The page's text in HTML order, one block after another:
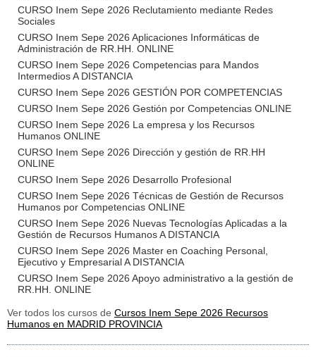
CURSO Inem Sepe 2026 Reclutamiento mediante Redes
Sociales
CURSO Inem Sepe 2026 Aplicaciones Informáticas de
Administración de RR.HH. ONLINE
CURSO Inem Sepe 2026 Competencias para Mandos
Intermedios A DISTANCIA
CURSO Inem Sepe 2026 GESTIÓN POR COMPETENCIAS
CURSO Inem Sepe 2026 Gestión por Competencias ONLINE
CURSO Inem Sepe 2026 La empresa y los Recursos
Humanos ONLINE
CURSO Inem Sepe 2026 Dirección y gestión de RR.HH
ONLINE
CURSO Inem Sepe 2026 Desarrollo Profesional
CURSO Inem Sepe 2026 Técnicas de Gestión de Recursos
Humanos por Competencias ONLINE
CURSO Inem Sepe 2026 Nuevas Tecnologías Aplicadas a la
Gestión de Recursos Humanos A DISTANCIA
CURSO Inem Sepe 2026 Master en Coaching Personal,
Ejecutivo y Empresarial A DISTANCIA
CURSO Inem Sepe 2026 Apoyo administrativo a la gestión de
RR.HH. ONLINE
Ver todos los cursos de Cursos Inem Sepe 2026 Recursos
Humanos en MADRID PROVINCIA